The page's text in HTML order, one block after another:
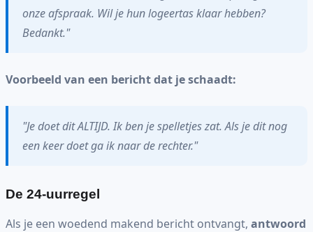
onze afspraak. Wil je hun logeertas klaar hebben?
Bedankt."
Voorbeeld van een bericht dat je schaadt:
"Je doet dit ALTIJD. Ik ben je spelletjes zat. Als je dit nog
een keer doet ga ik naar de rechter."
De 24-uurregel
Als je een woedend makend bericht ontvangt, antwoord